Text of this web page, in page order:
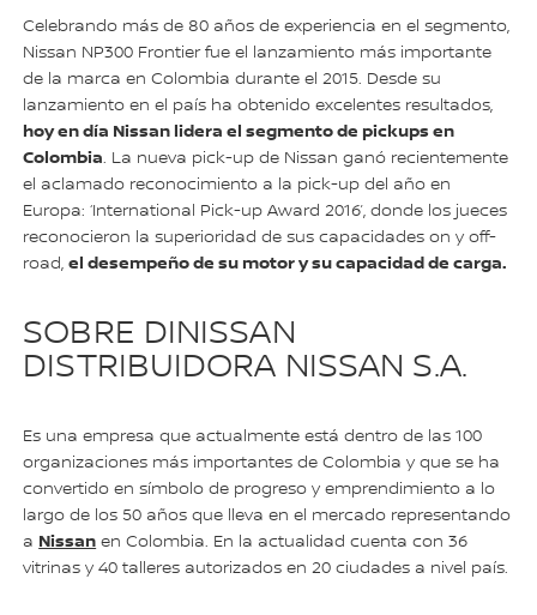
Celebrando más de 80 años de experiencia en el segmento,
Nissan NP300 Frontier fue el lanzamiento más importante
de la marca en Colombia durante el 2015. Desde su
lanzamiento en el país ha obtenido excelentes resultados,
hoy en día Nissan lidera el segmento de pickups en
Colombia. La nueva pick-up de Nissan ganó recientemente
el aclamado reconocimiento a la pick-up del año en
Europa: ‘International Pick-up Award 2016’, donde los jueces
reconocieron la superioridad de sus capacidades on y off-
road,el desempeño de su motor y su capacidad de carga.
SOBRE DINISSAN
DISTRIBUIDORA NISSAN S.A.
Es una empresa que actualmente está dentro de las 100
organizaciones más importantes de Colombia y que se ha
convertido en símbolo de progreso y emprendimiento a lo
largo de los 50 años que lleva en el mercado representando
a Nissan en Colombia. En la actualidad cuenta con 36
vitrinas y 40 talleres autorizados en 20 ciudades a nivel país.